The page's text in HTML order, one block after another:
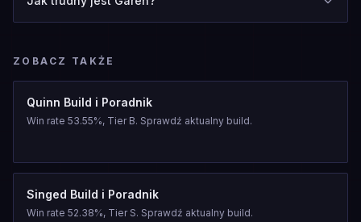
ZOBACZ TAKŻE
Quinn Build i Poradnik
Win rate 53.55%, Tier B. Sprawdź aktualny build.
Singed Build i Poradnik
Win rate 52.38%, Tier S. Sprawdź aktualny build.